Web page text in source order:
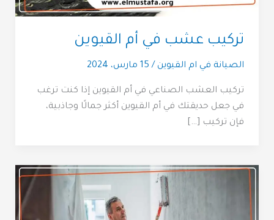
تركيب عشب في أم القيوين
الصيانة في ام القيوين / 15 مارس، 2024
تركيب العشب الصناعي في أم القيوين إذا كنت ترغب
في جعل حديقتك في أم القيوين أكثر جمالًا وجاذبية،
فإن تركيب […]